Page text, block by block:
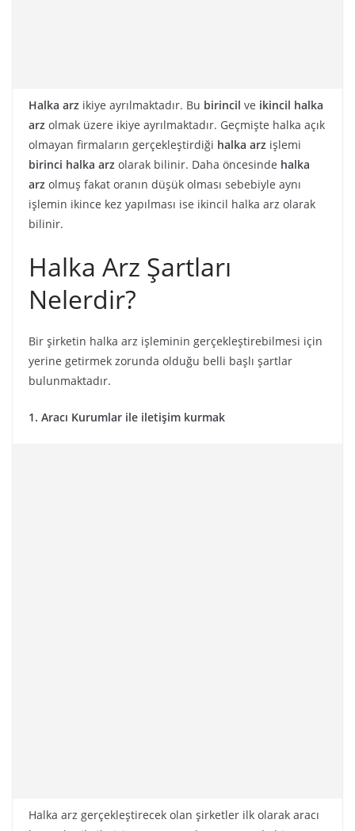
Halka arz ikiye ayrılmaktadır. Bu birincil ve ikincil halka
arz olmak üzere ikiye ayrılmaktadır. Geçmişte halka açık
olmayan firmaların gerçekleştirdiği halka arz işlemi
birinci halka arz olarak bilinir. Daha öncesinde halka
arz olmuş fakat oranın düşük olması sebebiyle aynı
işlemin ikince kez yapılması ise ikincil halka arz olarak
bilinir.
Halka Arz Şartları
Nelerdir?
Bir şirketin halka arz işleminin gerçekleştirebilmesi için
yerine getirmek zorunda olduğu belli başlı şartlar
bulunmaktadır.
1. Aracı Kurumlar ile iletişim kurmak
Halka arz gerçekleştirecek olan şirketler ilk olarak aracı